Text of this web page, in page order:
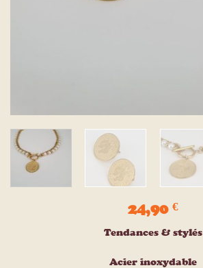
24,90 €
Tendances & stylés
Acier inoxydable